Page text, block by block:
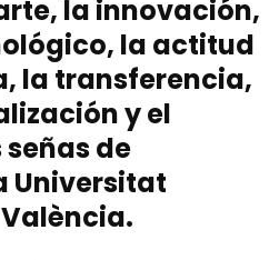
la innovación,
la actitud
la transferencia,
y el
de
Universitat